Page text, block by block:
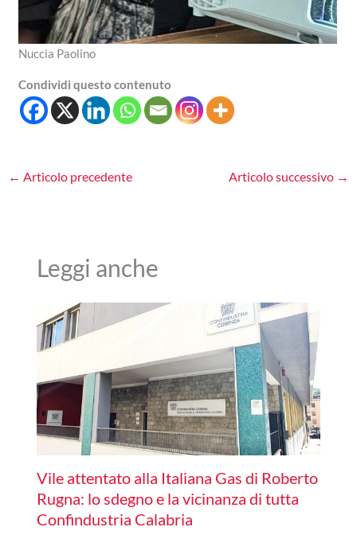
Nuccia Paolino
Condividi questo contenuto
← Articolo precedente Articolo successivo →
Leggi anche
Vile attentato alla Italiana Gas di Roberto
Rugna: lo sdegno e la vicinanza di tutta
Confindustria Calabria